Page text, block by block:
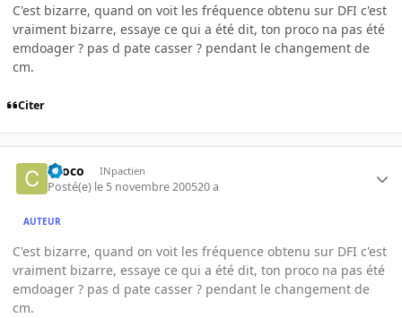
C'est bizarre, quand on voit les fréquence obtenu sur DFI c'est
vraiment bizarre, essaye ce qui a été dit, ton proco na pas été
emdoager ? pas d pate casser ? pendant le changement de
cm.
Citer
choco INpactien
Posté(e) le 5 novembre 200520 a
AUTEUR
C'est bizarre, quand on voit les fréquence obtenu sur DFI c'est
vraiment bizarre, essaye ce qui a été dit, ton proco na pas été
emdoager ? pas d pate casser ? pendant le changement de
cm.